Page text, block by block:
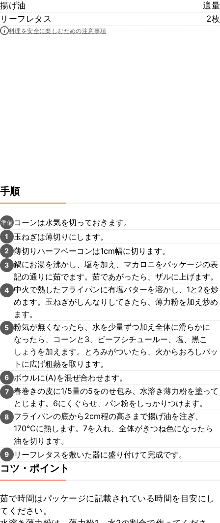
揚げ油
適量
リーフレタス
2枚
料理を安全に楽しむための注意事項
手順
準備 コーンは水気を切っておきます。
1 玉ねぎは薄切りにします。
2 薄切りハーフベーコンは1cm幅に切ります。
3 鍋にお湯を沸かし、塩を加え、マカロニをパッケージの表
記の通りに茹でます。茹であがったら、ザルに上げます。
4 中火で熱したフライパンに有塩バターを溶かし、1と2を炒
めます。玉ねぎがしんなりしてきたら、薄力粉を加え炒め
ます。
5 粉気が無くなったら、水を少量ずつ加え全体に滑らかに
なったら、コーンと3、ビーフシチュールー、塩、黒こ
しょうを加えます。とろみがついたら、火からおろしバッ
トに広げ粗熱を取ります。
6 ボウルに(A)を混ぜ合わせます。
7 春巻きの皮に1/5量の5をのせ包み、水溶き薄力粉を塗って
とじます。6にくぐらせ、パン粉をしっかりつけます。
8
フライパンの底から2cm程の高さまで揚げ油を注ぎ、
170℃に熱します。7を入れ、全体がきつね色になったら
油を切ります。
9 リーフレタスを敷いた器に盛り付けて完成です。
コツ・ポイント
茹で時間はパッケージに記載されている時間を目安にし
てください。